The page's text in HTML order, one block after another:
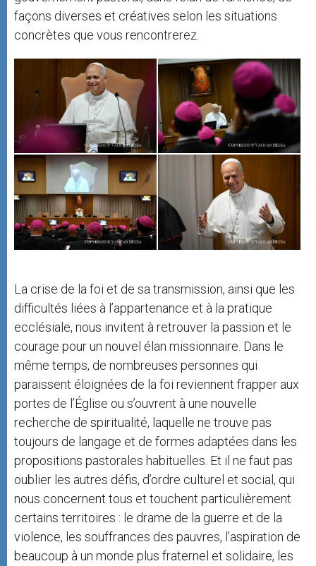
façons diverses et créatives selon les situations
concrètes que vous rencontrerez.
La crise de la foi et de sa transmission, ainsi que les
difficultés liées à l’appartenance et à la pratique
ecclésiale, nous invitent à retrouver la passion et le
courage pour un nouvel élan missionnaire. Dans le
même temps, de nombreuses personnes qui
paraissent éloignées de la foi reviennent frapper aux
portes de l’Église ou s’ouvrent à une nouvelle
recherche de spiritualité, laquelle ne trouve pas
toujours de langage et de formes adaptées dans les
propositions pastorales habituelles. Et il ne faut pas
oublier les autres défis, d’ordre culturel et social, qui
nous concernent tous et touchent particulièrement
certains territoires : le drame de la guerre et de la
violence, les souffrances des pauvres, l’aspiration de
beaucoup à un monde plus fraternel et solidaire, les